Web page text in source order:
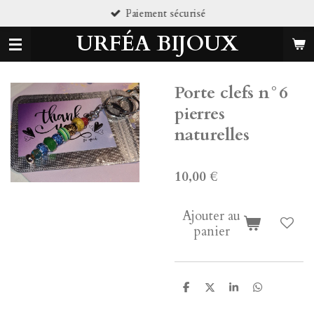
au
contenu
principal
URFÉA BIJOUX
Porte clefs n°6
pierres
naturelles
10,00 €
Ajouter au
panier
P
P
P
P